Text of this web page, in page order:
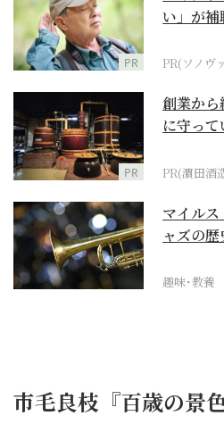
PR
い」が
PR(ソノヴ
PR
創業か
に守っ
PR(濵田酒
マイル
ャズの
趣味･教養
市毛良枝『百歳の景